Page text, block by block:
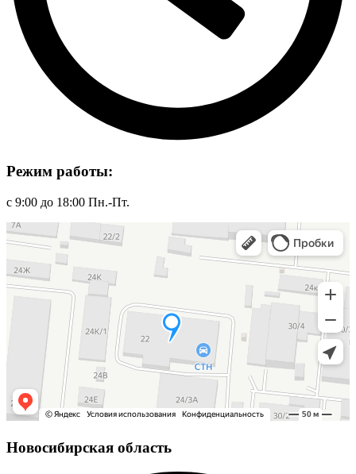
Режим работы:
с 9:00 до 18:00 Пн.-Пт.
Новосибирская область